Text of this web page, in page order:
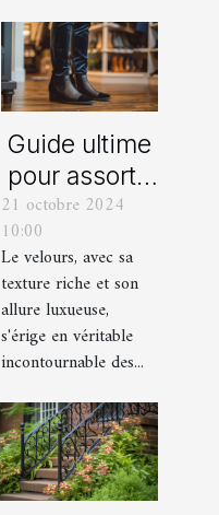
Guide ultime
pour assortir
vos
chaussures
avec des
pantalons en
velours
21 octobre 2024
10:00
Le velours, avec sa
texture riche et son
allure luxueuse,
s'érige en véritable
incontournable des...